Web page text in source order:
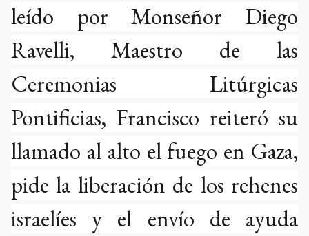
leído por Monseñor Diego
Ravelli, Maestro de las
Ceremonias Litúrgicas
Pontificias, Francisco reiteró su
llamado al alto el fuego en Gaza,
pide la liberación de los rehenes
israelíes y el envío de ayuda